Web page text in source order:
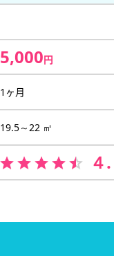
5,000円
1ヶ月
19.5～22 ㎡
４